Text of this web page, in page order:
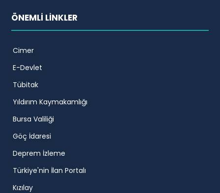
ÖNEMLİ LİNKLER
Cimer
E-Devlet
Tübitak
Yıldırım Kaymakamlığı
Bursa Valiliği
Göç İdaresi
Deprem İzleme
Türkiye'nin İlan Portalı
Kızılay